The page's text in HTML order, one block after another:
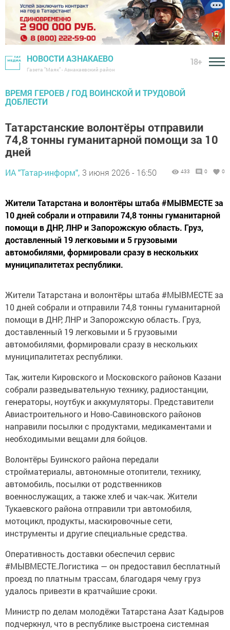
НОВОСТИ АЗНАКАЕВО
Газета "Маяк" - Азнакаевский район
18+
ВРЕМЯ ГЕРОЕВ / ГОД ВОИНСКОЙ И ТРУДОВОЙ
ДОБЛЕСТИ
Татарстанские волонтёры отправили
74,8 тонны гуманитарной помощи за 10
дней
ИА "Татар-информ", 3 июня 2026 - 16:50 433 0 0
Жители Татарстана и волонтёры штаба #МЫВМЕСТЕ за
10 дней собрали и отправили 74,8 тонны гуманитарной
помощи в ДНР, ЛНР и Запорожскую область. Груз,
доставленный 19 легковыми и 5 грузовыми
автомобилями, формировали сразу в нескольких
муниципалитетах республики.
Жители Татарстана и волонтёры штаба #МЫВМЕСТЕ за
10 дней собрали и отправили 74,8 тонны гуманитарной
помощи в ДНР, ЛНР и Запорожскую область. Груз,
доставленный 19 легковыми и 5 грузовыми
автомобилями, формировали сразу в нескольких
муниципалитетах республики.
Так, жители Кировского и Московского районов Казани
собрали разведывательную технику, радиостанции,
генераторы, ноутбук и аккумуляторы. Представители
Авиастроительного и Ново‑Савиновского районов
направили посылки с продуктами, медикаментами и
необходимыми вещами для бойцов.
Волонтёры Буинского района передали
стройматериалы, автономные отопители, технику,
автомобиль, посылки от родственников
военнослужащих, а также хлеб и чак‑чак. Жители
Тукаевского района отправили три автомобиля,
мотоцикл, продукты, маскировочные сети,
инструменты и другие специальные средства.
Оперативность доставки обеспечил сервис
#МЫВМЕСТЕ.Логистика — он предоставил бесплатный
проезд по платным трассам, благодаря чему груз
удалось привезти в кратчайшие сроки.
Министр по делам молодёжи Татарстана Азат Кадыров
подчеркнул, что в республике выстроена системная